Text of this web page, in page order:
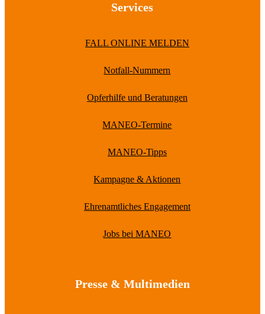
Services
FALL ONLINE MELDEN
Notfall-Nummern
Opferhilfe und Beratungen
MANEO-Termine
MANEO-Tipps
Kampagne & Aktionen
Ehrenamtliches Engagement
Jobs bei MANEO
Presse & Multimedien